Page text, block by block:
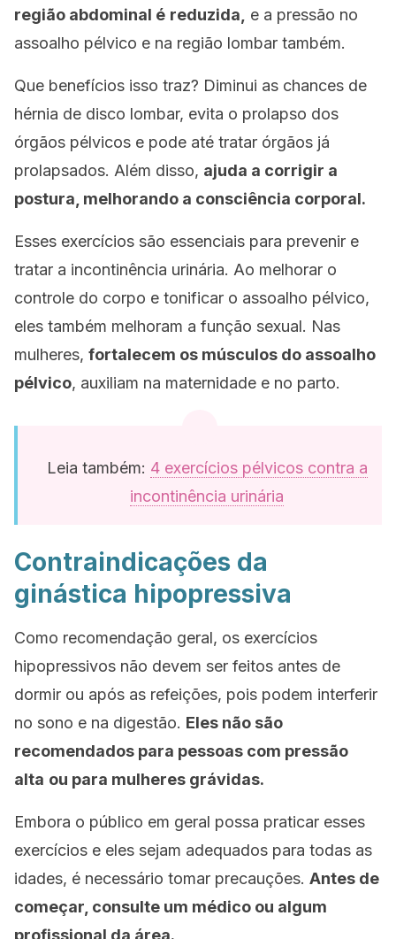
região abdominal é reduzida,
e a pressão no
assoalho pélvico e na região lombar também.
Que benefícios isso traz? Diminui as chances de
hérnia de disco lombar, evita o prolapso dos
órgãos pélvicos e pode até tratar órgãos já
prolapsados. Além disso, ajuda a corrigir a
postura, melhorando a consciência corporal.
Esses exercícios são essenciais para prevenir e
tratar a incontinência urinária. Ao melhorar o
controle do corpo e tonificar o assoalho pélvico,
eles também melhoram a função sexual. Nas
mulheres, fortalecem os músculos do assoalho
pélvico, auxiliam na maternidade e no parto.
Leia também: 4 exercícios pélvicos contra a
incontinência urinária
Contraindicações da
ginástica hipopressiva
Como recomendação geral, os exercícios
hipopressivos não devem ser feitos antes de
dormir ou após as refeições, pois podem interferir
no sono e na digestão. Eles não são
recomendados para pessoas com pressão
alta ou para mulheres grávidas.
Embora o público em geral possa praticar esses
exercícios e eles sejam adequados para todas as
idades, é necessário tomar precauções. Antes de
começar, consulte um médico ou algum
profissional da área.